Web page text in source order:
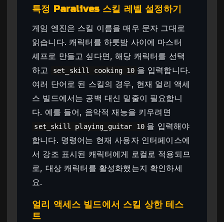
특정 Paralives 스킬 레벨 설정하기
게임 엔진은 스킬 이름을 매우 문자 그대로
읽습니다. 캐릭터를 하룻밤 사이에 마스터
셰프로 만들고 싶다면, 해당 캐릭터를 선택
하고
set_skill cooking 10 을 입력합니다.
여러 단어로 된 스킬의 경우, 현재 얼리 액세
스 빌드에서는 공백 대신 밑줄이 필요합니
다. 예를 들어, 음악적 재능을 키우려면
set_skill playing_guitar 10 을 입력해야
합니다. 명령어는 현재 사용자 인터페이스에
서 강조 표시된 캐릭터에게 로컬로 적용되므
로, 대상 캐릭터를 활성화했는지 확인하세
요.
얼리 액세스 빌드에서 스킬 상한 테스
트